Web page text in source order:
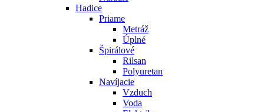
Hadice
Priame
Metráž
Úplné
Špirálové
Rilsan
Polyuretan
Navíjacie
Vzduch
Voda